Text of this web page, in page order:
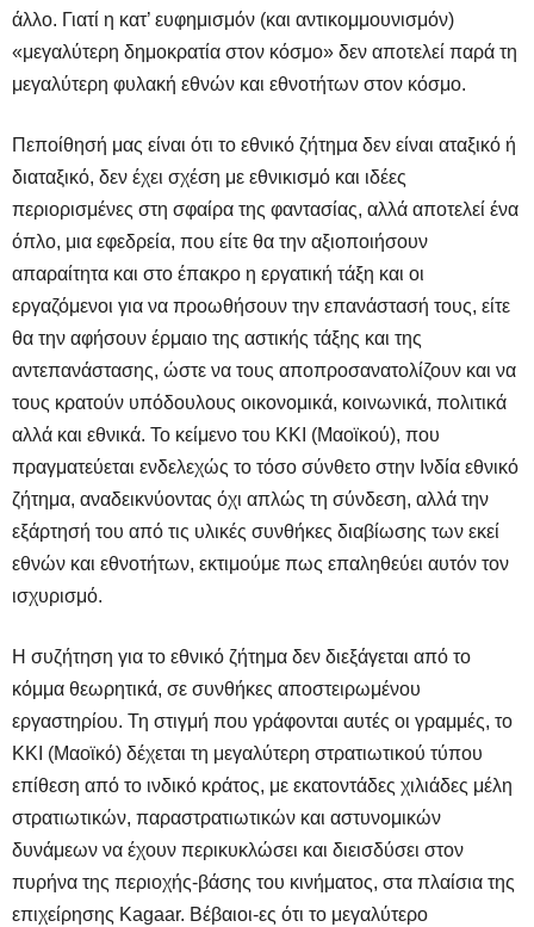
άλλο. Γιατί η κατ’ ευφημισμόν (και αντικομμουνισμόν)
«μεγαλύτερη δημοκρατία στον κόσμο» δεν αποτελεί παρά τη
μεγαλύτερη φυλακή εθνών και εθνοτήτων στον κόσμο.
Πεποίθησή μας είναι ότι το εθνικό ζήτημα δεν είναι αταξικό ή
διαταξικό, δεν έχει σχέση με εθνικισμό και ιδέες
περιορισμένες στη σφαίρα της φαντασίας, αλλά αποτελεί ένα
όπλο, μια εφεδρεία, που είτε θα την αξιοποιήσουν
απαραίτητα και στο έπακρο η εργατική τάξη και οι
εργαζόμενοι για να προωθήσουν την επανάστασή τους, είτε
θα την αφήσουν έρμαιο της αστικής τάξης και της
αντεπανάστασης, ώστε να τους αποπροσανατολίζουν και να
τους κρατούν υπόδουλους οικονομικά, κοινωνικά, πολιτικά
αλλά και εθνικά. Το κείμενο του ΚΚΙ (Μαοϊκού), που
πραγματεύεται ενδελεχώς το τόσο σύνθετο στην Ινδία εθνικό
ζήτημα, αναδεικνύοντας όχι απλώς τη σύνδεση, αλλά την
εξάρτησή του από τις υλικές συνθήκες διαβίωσης των εκεί
εθνών και εθνοτήτων, εκτιμούμε πως επαληθεύει αυτόν τον
ισχυρισμό.
Η συζήτηση για το εθνικό ζήτημα δεν διεξάγεται από το
κόμμα θεωρητικά, σε συνθήκες αποστειρωμένου
εργαστηρίου. Τη στιγμή που γράφονται αυτές οι γραμμές, το
ΚΚΙ (Μαοϊκό) δέχεται τη μεγαλύτερη στρατιωτικού τύπου
επίθεση από το ινδικό κράτος, με εκατοντάδες χιλιάδες μέλη
στρατιωτικών, παραστρατιωτικών και αστυνομικών
δυνάμεων να έχουν περικυκλώσει και διεισδύσει στον
πυρήνα της περιοχής-βάσης του κινήματος, στα πλαίσια της
επιχείρησης Kagaar. Βέβαιοι-ες ότι το μεγαλύτερο